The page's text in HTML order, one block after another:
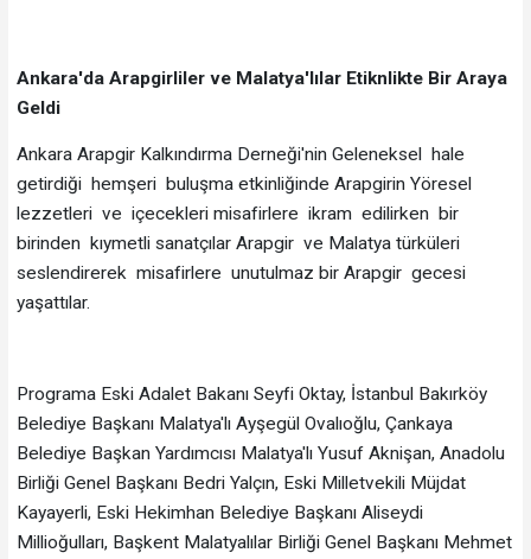
Ankara'da Arapgirliler ve Malatya'lılar Etiknlikte Bir Araya
Geldi
Ankara Arapgir Kalkındırma Derneği'nin Geleneksel hale
getirdiği hemşeri buluşma etkinliğinde Arapgirin Yöresel
lezzetleri ve içecekleri misafirlere ikram edilirken bir
birinden kıymetli sanatçılar Arapgir ve Malatya türküleri
seslendirerek misafirlere unutulmaz bir Arapgir gecesi
yaşattılar.
Programa Eski Adalet Bakanı Seyfi Oktay, İstanbul Bakırköy
Belediye Başkanı Malatya'lı Ayşegül Ovalıoğlu, Çankaya
Belediye Başkan Yardımcısı Malatya'lı Yusuf Aknişan, Anadolu
Birliği Genel Başkanı Bedri Yalçın, Eski Milletvekili Müjdat
Kayayerli, Eski Hekimhan Belediye Başkanı Aliseydi
Millioğulları, Başkent Malatyalılar Birliği Genel Başkanı Mehmet